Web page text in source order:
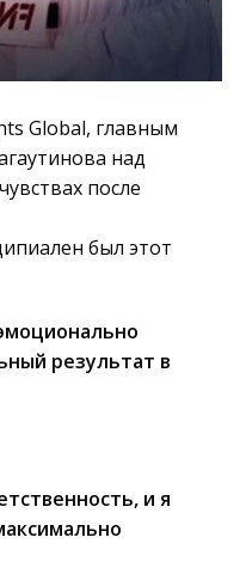
Global, главным
над
после
был этот
результат в
и я